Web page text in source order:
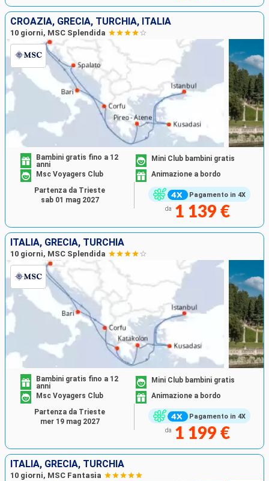
CROAZIA, GRECIA, TURCHIA, ITALIA
10 giorni, MSC Splendida
Pagamento in 4X
Bambini gratis fino a 12
anni
Mini Club bambini gratis
Msc Voyagers Club
Animazione a bordo
da 1 139 €
Partenza da Trieste
sab 01 mag 2027
ITALIA, GRECIA, TURCHIA
10 giorni, MSC Splendida
Pagamento in 4X
Bambini gratis fino a 12
anni
Mini Club bambini gratis
Msc Voyagers Club
Animazione a bordo
da 1 199 €
Partenza da Trieste
mer 19 mag 2027
ITALIA, GRECIA, TURCHIA
10 giorni, MSC Fantasia